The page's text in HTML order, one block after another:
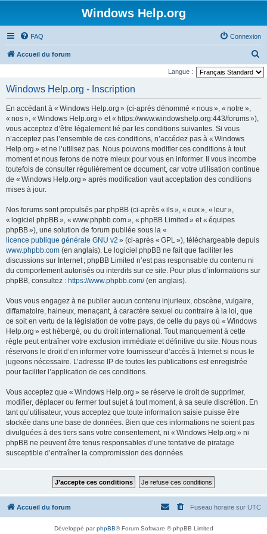
Windows Help.org
FAQ Connexion
Accueil du forum
e
Langue :
Windows Help.org - Inscription
En accédant à « Windows Help.org » (ci-après dénommé « nous », « notre »,
« nos », « Windows Help.org » et « https://www.windowshelp.org:443/forums »),
vous acceptez d’être légalement lié par les conditions suivantes. Si vous
n’acceptez pas l’ensemble de ces conditions, n’accédez pas à « Windows
Help.org » et ne l’utilisez pas. Nous pouvons modifier ces conditions à tout
moment et nous ferons de notre mieux pour vous en informer. Il vous incombe
toutefois de consulter régulièrement ce document, car votre utilisation continue
de « Windows Help.org » après modification vaut acceptation des conditions
mises à jour.
Nos forums sont propulsés par phpBB (ci-après « ils », « eux », « leur »,
« logiciel phpBB », « www.phpbb.com », « phpBB Limited » et « équipes
phpBB »), une solution de forum publiée sous la «
licence publique générale GNU v2 » (ci-après « GPL »), téléchargeable depuis
www.phpbb.com (en anglais). Le logiciel phpBB ne fait que faciliter les
discussions sur Internet ; phpBB Limited n’est pas responsable du contenu ni
du comportement autorisés ou interdits sur ce site. Pour plus d’informations sur
phpBB, consultez : https://www.phpbb.com/(en anglais).
Vous vous engagez à ne publier aucun contenu injurieux, obscène, vulgaire,
diffamatoire, haineux, menaçant, à caractère sexuel ou contraire à la loi, que
ce soit en vertu de la législation de votre pays, de celle du pays où « Windows
Help.org » est hébergé, ou du droit international. Tout manquement à cette
règle peut entraîner votre exclusion immédiate et définitive du site. Nous nous
réservons le droit d’en informer votre fournisseur d’accès à Internet si nous le
jugeons nécessaire. L’adresse IP de toutes les publications est enregistrée
pour faciliter l’application de ces conditions.
Vous acceptez que « Windows Help.org » se réserve le droit de supprimer,
modifier, déplacer ou fermer tout sujet à tout moment, à sa seule discrétion. En
tant qu’utilisateur, vous acceptez que toute information saisie puisse être
stockée dans une base de données. Bien que ces informations ne soient pas
divulguées à des tiers sans votre consentement, ni « Windows Help.org » ni
phpBB ne peuvent être tenus responsables d’une tentative de piratage
susceptible d’entraîner la compromission des données.
Accueil du forum Fuseau horaire sur UTC
Développé parphpBB® Forum Software © phpBB Limited